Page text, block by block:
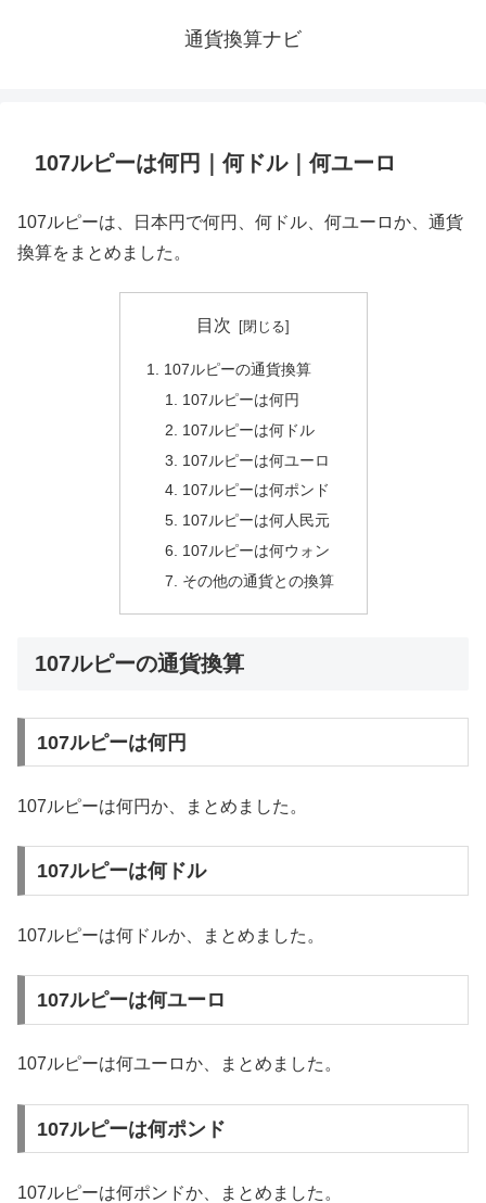
通貨換算ナビ
107ルピーは何円｜何ドル｜何ユーロ
107ルピーは、日本円で何円、何ドル、何ユーロか、通貨
換算をまとめました。
目次
107ルピーの通貨換算
107ルピーは何円
107ルピーは何ドル
107ルピーは何ユーロ
107ルピーは何ポンド
107ルピーは何人民元
107ルピーは何ウォン
その他の通貨との換算
107ルピーの通貨換算
107ルピーは何円
107ルピーは何円か、まとめました。
107ルピーは何ドル
107ルピーは何ドルか、まとめました。
107ルピーは何ユーロ
107ルピーは何ユーロか、まとめました。
107ルピーは何ポンド
107ルピーは何ポンドか、まとめました。